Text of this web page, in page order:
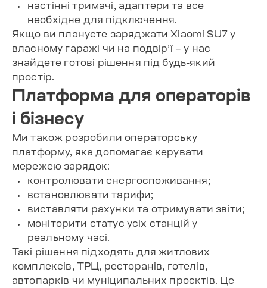
настінні тримачі, адаптери та все
необхідне для підключення.
Якщо ви плануєте заряджати Xiaomi SU7 у
власному гаражі чи на подвір’ї – у нас
знайдете готові рішення під будь-який
простір.
Платформа для операторів
і бізнесу
Ми також розробили операторську
платформу, яка допомагає керувати
мережею зарядок:
контролювати енергоспоживання;
встановлювати тарифи;
виставляти рахунки та отримувати звіти;
моніторити статус усіх станцій у
реальному часі.
Такі рішення підходять для житлових
комплексів, ТРЦ, ресторанів, готелів,
автопарків чи муніципальних проєктів. Це